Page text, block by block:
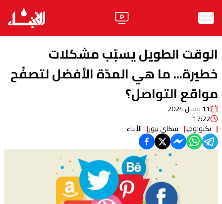
الأخبار
آراء
فيديو
مواقف
وليد جنبلاط
الوقت الطويل يسبّب مشكلات
خطيرة... ما هي المدّة الأفضل لتصفّح
مواقع التواصل؟
11 نيسان 2024
17:22
تكنولوجيا سكاي نيوز الأنباء